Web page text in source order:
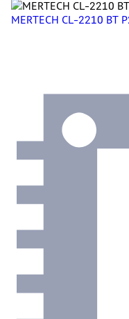
MERTECH CL-2210 BT